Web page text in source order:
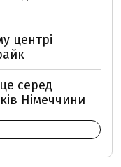
центрі
серед
Німеччини